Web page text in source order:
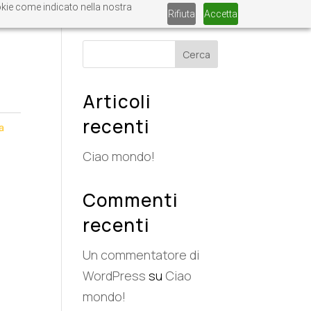
come indicato nella nostra
Rifiuta Accetta
Cerca
Articoli
recenti
Ciao mondo!
Commenti
recenti
Un commentatore di
WordPress su Ciao
mondo!